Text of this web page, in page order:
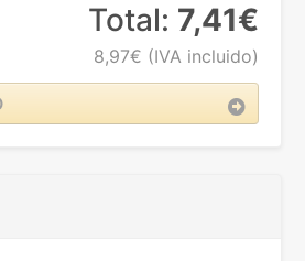
Total: 7,41€
8,97€ (IVA incluido)